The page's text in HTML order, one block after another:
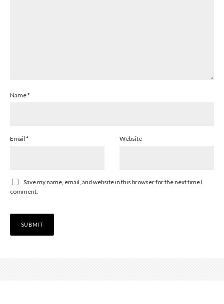
Name*
Email * Website
Save my name, email, and website in this browser for the next time I
comment.